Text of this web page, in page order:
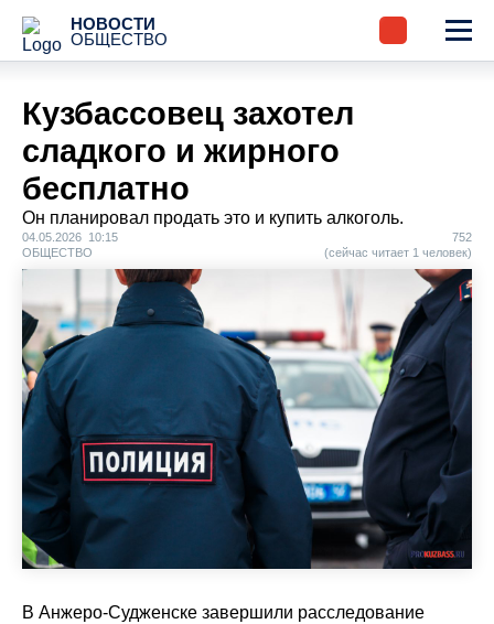
НОВОСТИ
ОБЩЕСТВО
Кузбассовец захотел
сладкого и жирного
бесплатно
Он планировал продать это и купить алкоголь.
04.05.2026 10:15
ОБЩЕСТВО
752
(сейчас читает 1 человек)
В Анжеро-Судженске завершили расследование